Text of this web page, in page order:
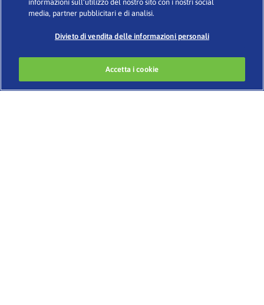
Condizioni d’uso·Glossario · Informativa sulla Privacy
informazioni sull'utilizzo del nostro sito con i nostri social
media, partner pubblicitari e di analisi.
Divieto di vendita delle informazioni personali
Accetta i cookie